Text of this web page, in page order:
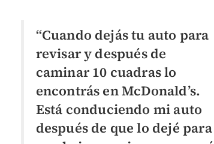
“Cuando dejás tu auto para
revisar y después de
caminar 10 cuadras lo
encontrás en McDonald’s.
Está conduciendo mi auto
después de que lo dejé para